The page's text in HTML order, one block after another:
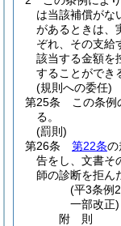
は当該補償がな
があるときは、
ぞれ、その支給
該当する金額を
することができ
(規則への委任)
第25条
この条
る。
(罰則)
第26条
第22条の
告をし、文書そ
師の診断を拒ん
(平3条例
一部改正)
附 則